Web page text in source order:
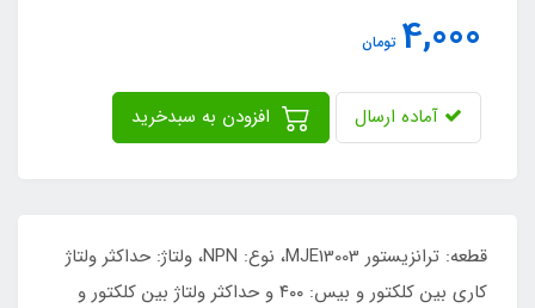
4,000 تومان
آماده ارسال
قطعه: ترانزیستور MJE13003، نوع: NPN، ولتاژ: حداکثر ولتاژ
کاری بین کلکتور و بیس: ۴۰۰ و حداکثر ولتاژ بین کلکتور و